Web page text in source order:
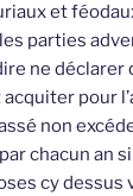
et
parties
ne
pour
non
chacun an
cy dessus